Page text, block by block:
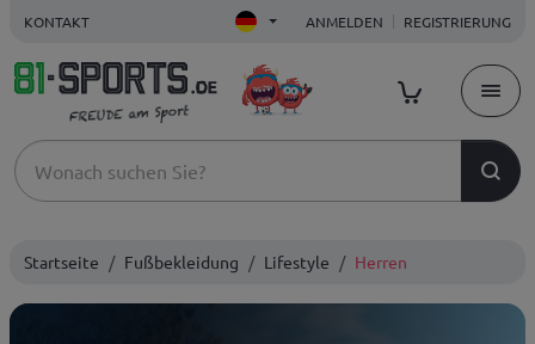
KONTAKT ANMELDEN REGISTRIERUNG
Startseite Fußbekleidung Lifestyle Herren